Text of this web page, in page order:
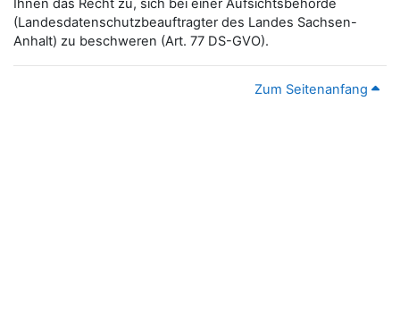
Ihnen das Recht zu, sich bei einer Aufsichtsbehörde
(Landesdatenschutzbeauftragter des Landes Sachsen-
Anhalt) zu beschweren (Art. 77 DS-GVO).
Zum Seitenanfang